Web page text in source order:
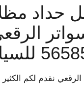
حداد
للسيارات
نقدم لكم